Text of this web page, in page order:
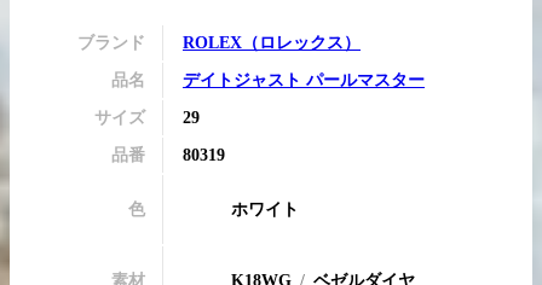
ブランド ROLEX （ ロレックス ）
品名 デイトジャスト パールマスター
サイズ 29
品番 80319
色 ホワイト
素材 K18WG ベゼルダイヤ